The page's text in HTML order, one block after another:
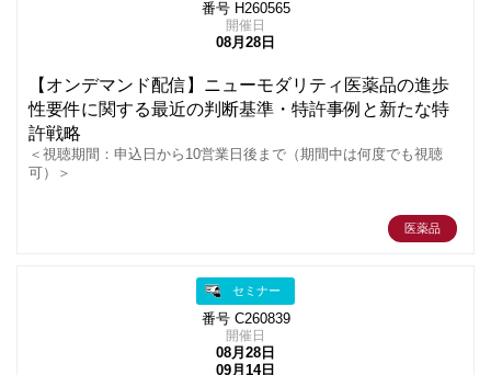
番号 H260565
開催日
08月28日
【オンデマンド配信】ニューモダリティ医薬品の進歩
性要件に関する最近の判断基準・特許事例と新たな特
許戦略
＜視聴期間：申込日から10営業日後まで（期間中は何度でも視聴
可）＞
医薬品
セミナー
番号 C260839
開催日
08月28日
09月14日